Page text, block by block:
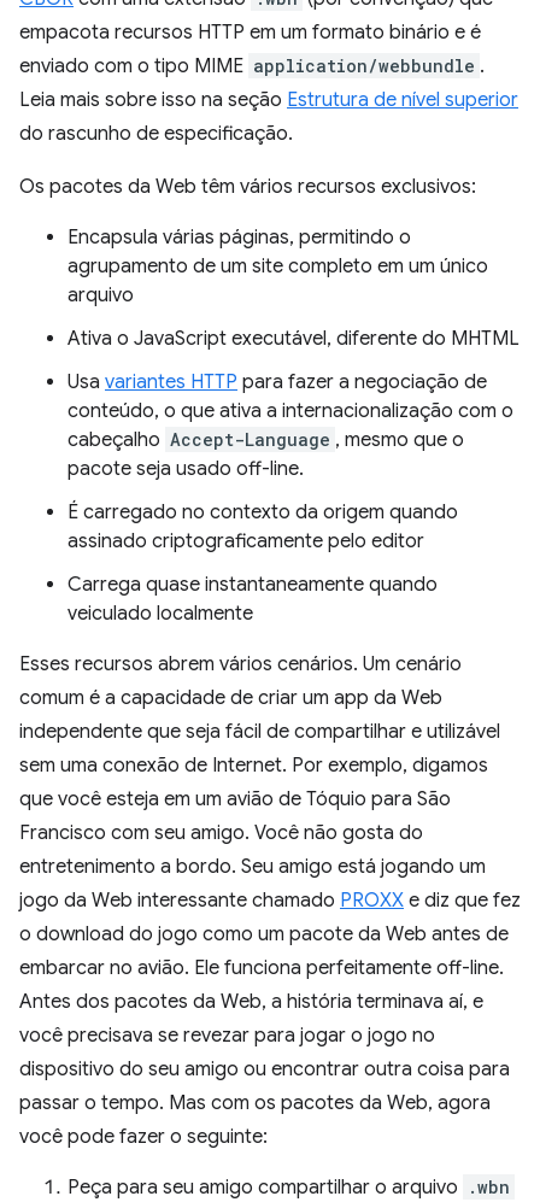
empacota recursos HTTP em um formato binário e é
enviado com o tipo MIME application/webbundle .
Leia mais sobre isso na seção Estrutura de nível superior
do rascunho de especificação.
Os pacotes da Web têm vários recursos exclusivos:
Encapsula várias páginas, permitindo o
agrupamento de um site completo em um único
arquivo
Ativa o JavaScript executável, diferente do MHTML
Usa variantes HTTP para fazer a negociação de
conteúdo, o que ativa a internacionalização com o
cabeçalho Accept-Language , mesmo que o
pacote seja usado off-line.
É carregado no contexto da origem quando
assinado criptograficamente pelo editor
Carrega quase instantaneamente quando
veiculado localmente
Esses recursos abrem vários cenários. Um cenário
comum é a capacidade de criar um app da Web
independente que seja fácil de compartilhar e utilizável
sem uma conexão de Internet. Por exemplo, digamos
que você esteja em um avião de Tóquio para São
Francisco com seu amigo. Você não gosta do
entretenimento a bordo. Seu amigo está jogando um
jogo da Web interessante chamado PROXX e diz que fez
o download do jogo como um pacote da Web antes de
embarcar no avião. Ele funciona perfeitamente off-line.
Antes dos pacotes da Web, a história terminava aí, e
você precisava se revezar para jogar o jogo no
dispositivo do seu amigo ou encontrar outra coisa para
passar o tempo. Mas com os pacotes da Web, agora
você pode fazer o seguinte:
Peça para seu amigo compartilhar o arquivo .wbn